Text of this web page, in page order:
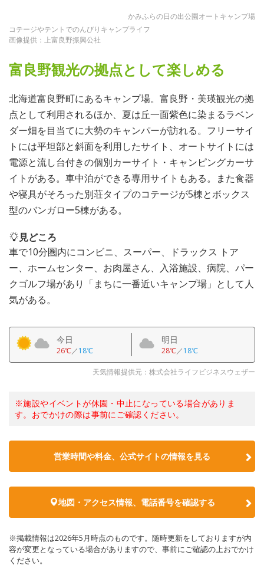
かみふらの日の出公園オートキャンプ場
コテージやテントでのんびりキャンプライフ
画像提供：上富良野振興公社
富良野観光の拠点として楽しめる
北海道富良野町にあるキャンプ場。富良野・美瑛観光の拠
点として利用されるほか、夏は丘一面紫色に染まるラベン
ダー畑を目当てに大勢のキャンパーが訪れる。フリーサイ
トには平坦部と斜面を利用したサイト、オートサイトには
電源と流し台付きの個別カーサイト・キャンピングカーサ
イトがある。車中泊ができる専用サイトもある。また食器
や寝具がそろった別荘タイプのコテージが5棟とボックス
型のバンガロー5棟がある。
見どころ
車で10分圏内にコンビニ、スーパー、ドラックス トア
ー、ホームセンター、お肉屋さん、入浴施設、病院、パー
クゴルフ場があり「まちに一番近いキャンプ場」として人
気がある。
今日
26℃／18℃
明日
28℃／18℃
天気情報提供元：株式会社ライフビジネスウェザー
※施設やイベントが休園・中止になっている場合がありま
す。おでかけの際は事前にご確認ください。
営業時間や料金、公式サイトの情報を見る
地図・アクセス情報、電話番号を確認する
※掲載情報は2026年5月時点のものです。随時更新をしておりますが内
容が変更となっている場合がありますので、事前にご確認の上おでかけ
ください。